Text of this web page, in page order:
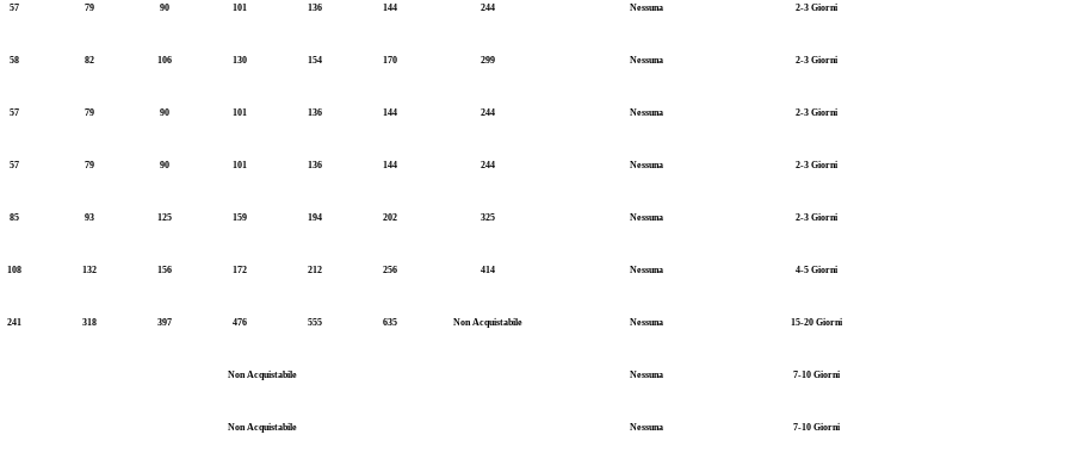
57 79 90 101 136 144 244 Nessuna 2-3 Giorni
58 82 106 130 154 170 299 Nessuna 2-3 Giorni
57 79 90 101 136 144 244 Nessuna 2-3 Giorni
57 79 90 101 136 144 244 Nessuna 2-3 Giorni
85 93 125 159 194 202 325 Nessuna 2-3 Giorni
108 132 156 172 212 256 414 Nessuna 4-5 Giorni
241 318 397 476 555 635 Non Acquistabile Nessuna 15-20 Giorni
Non Acquistabile Nessuna 7-10 Giorni
Non Acquistabile Nessuna 7-10 Giorni